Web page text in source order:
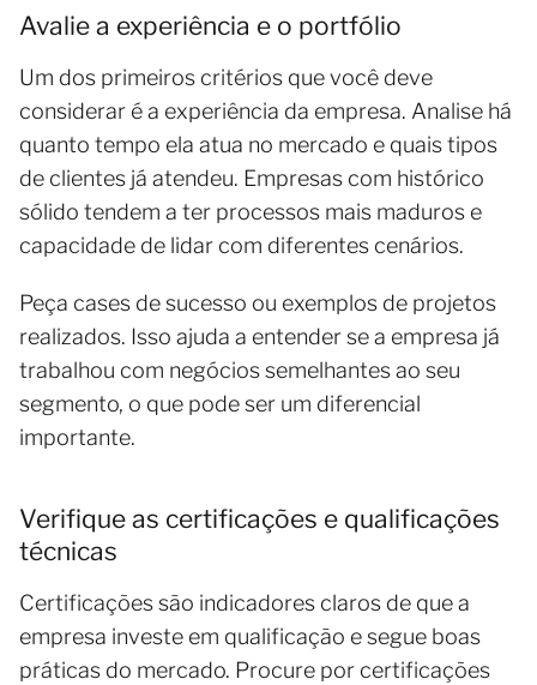
Avalie a experiência e o portfólio
Um dos primeiros critérios que você deve
considerar é a experiência da empresa. Analise há
quanto tempo ela atua no mercado e quais tipos
de clientes já atendeu. Empresas com histórico
sólido tendem a ter processos mais maduros e
capacidade de lidar com diferentes cenários.
Peça cases de sucesso ou exemplos de projetos
realizados. Isso ajuda a entender se a empresa já
trabalhou com negócios semelhantes ao seu
segmento, o que pode ser um diferencial
importante.
Verifique as certificações e qualificações
técnicas
Certificações são indicadores claros de que a
empresa investe em qualificação e segue boas
práticas do mercado. Procure por certificações